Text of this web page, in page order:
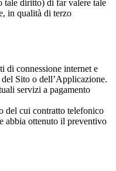
tale diritto) di far valere tale
in qualità di terzo
di connessione internet e
Sito o dell’Applicazione.
servizi a pagamento
del cui contratto telefonico
abbia ottenuto il preventivo